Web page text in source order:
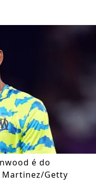
é do
Martinez/Getty